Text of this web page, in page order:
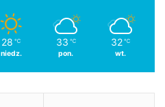
28 ℃
niedz.
33 ℃
pon.
32 ℃
wt.